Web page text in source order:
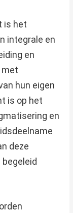
is het
integrale en
en
met
hun eigen
is op het
en
deze
begeleid